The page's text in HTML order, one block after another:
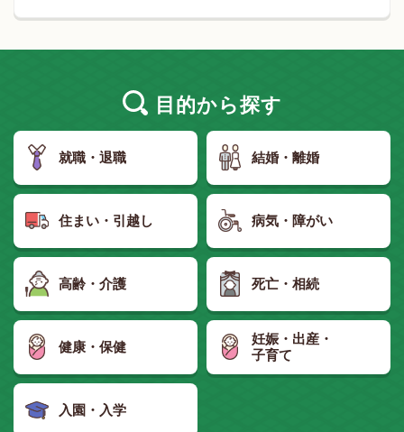
目的から探す
就職・退職 結婚・離婚
住まい・引越し 病気・障がい
高齢・介護 死亡・相続
健康・保健
妊娠・出産・
子育て
入園・入学